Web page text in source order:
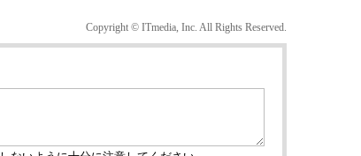
Copyright © ITmedia, Inc. All Rights Reserved.